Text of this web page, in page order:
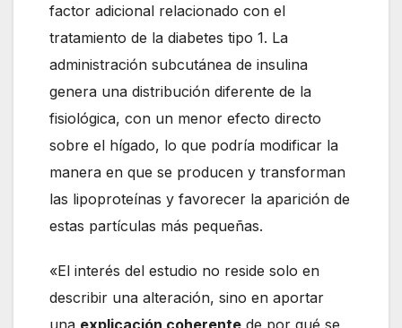
factor adicional relacionado con el
tratamiento de la diabetes tipo 1. La
administración subcutánea de insulina
genera una distribución diferente de la
fisiológica, con un menor efecto directo
sobre el hígado, lo que podría modificar la
manera en que se producen y transforman
las lipoproteínas y favorecer la aparición de
estas partículas más pequeñas.
«El interés del estudio no reside solo en
describir una alteración, sino en aportar